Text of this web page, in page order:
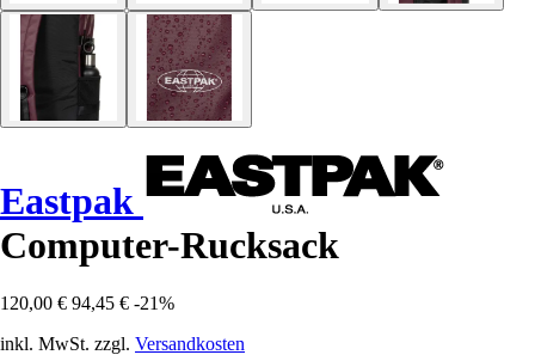
Eastpak
Computer-Rucksack
120,00 € 94,45 € -21%
inkl. MwSt. zzgl. Versandkosten